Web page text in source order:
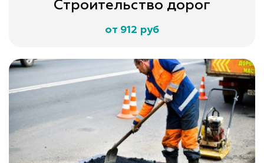
Строительство дорог
от 912 руб